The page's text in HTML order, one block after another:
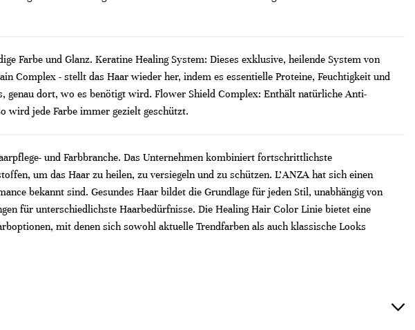
Farbe und Glanz. Keratine Healing System: Dieses exklusive, heilende System von
Complex - stellt das Haar wieder her, indem es essentielle Proteine, Feuchtigkeit und
genau dort, wo es benötigt wird. Flower Shield Complex: Enthält natürliche Anti-
wird jede Farbe immer gezielt geschützt.
und Farbbranche. Das Unternehmen kombiniert fortschrittlichste
um das Haar zu heilen, zu versiegeln und zu schützen. L'ANZA hat sich einen
bekannt sind. Gesundes Haar bildet die Grundlage für jeden Stil, unabhängig von
für unterschiedlichste Haarbedürfnisse. Die Healing Hair Color Linie bietet eine
mit denen sich sowohl aktuelle Trendfarben als auch klassische Looks